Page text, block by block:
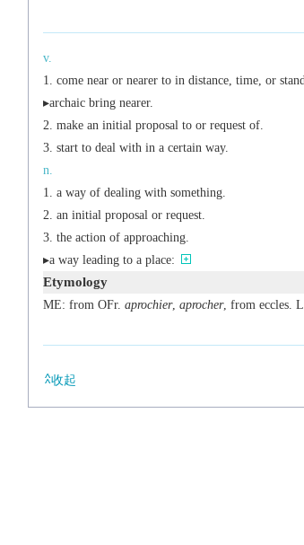
v.
come near or nearer to in distance, time, or
▸archaicbring nearer.
make an initial proposal to or request of.
start to deal with in a certain way.
n.
a way of dealing with something.
an initial proposal or request.
the action of approaching.
▸a way leading to a place:
Etymology
ME: from OFr. aprochier, aprocher, from eccles. L.
收起